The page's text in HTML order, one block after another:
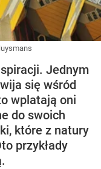
Jednym
się wśród
wplatają oni
do swoich
które z natury
przykłady